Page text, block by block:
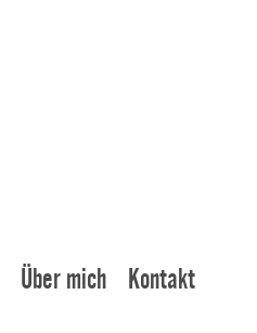
Über mich Kontakt